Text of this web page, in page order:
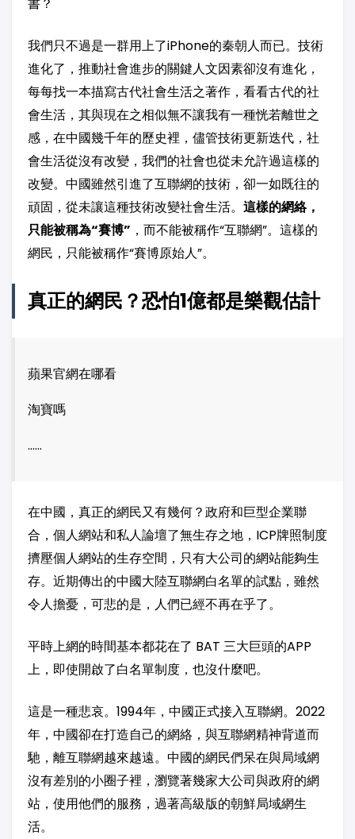
我們只不過是一群用上了iPhone的秦朝人而已。技術
進化了，推動社會進步的關鍵人文因素卻沒有進化，
每每找一本描寫古代社會生活之著作，看看古代的社
會生活，其與現在之相似無不讓我有一種恍若離世之
感，在中國幾千年的歷史裡，儘管技術更新迭代，社
會生活從沒有改變，我們的社會也從未允許過這樣的
改變。中國雖然引進了互聯網的技術，卻一如既往的
頑固，從未讓這種技術改變社會生活。 這樣的網絡，
只能被稱為“賽博” ，而不能被稱作“互聯網”。這樣的
網民，只能被稱作“賽博原始人”。
真正的網民？恐怕1億都是樂觀估計
蘋果官網在哪看
淘寶嗎
……
在中國，真正的網民又有幾何？政府和巨型企業聯
合，個人網站和私人論壇了無生存之地，ICP牌照制度
擠壓個人網站的生存空間，只有大公司的網站能夠生
存。近期傳出的中國大陸互聯網白名單的試點，雖然
令人擔憂，可悲的是，人們已經不再在乎了。
平時上網的時間基本都花在了 BAT 三大巨頭的APP
上，即使開啟了白名單制度，也沒什麼吧。
這是一種悲哀。1994年，中國正式接入互聯網。2022
年，中國卻在打造自己的網絡，與互聯網精神背道而
馳，離互聯網越來越遠。中國的網民們呆在與局域網
沒有差別的小圈子裡，瀏覽著幾家大公司與政府的網
站，使用他們的服務，過著高級版的朝鮮局域網生
活。